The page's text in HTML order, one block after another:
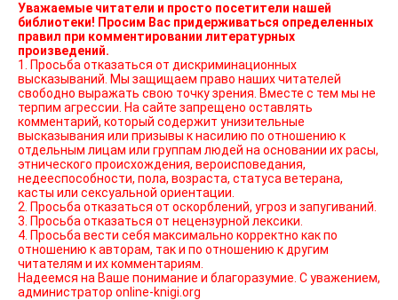
Уважаемые читатели и просто посетители нашей
библиотеки! Просим Вас придерживаться определенных
правил при комментировании литературных
произведений.
1. Просьба отказаться от дискриминационных
высказываний. Мы защищаем право наших читателей
свободно выражать свою точку зрения. Вместе с тем мы не
терпим агрессии. На сайте запрещено оставлять
комментарий, который содержит унизительные
высказывания или призывы к насилию по отношению к
отдельным лицам или группам людей на основании их расы,
этнического происхождения, вероисповедания,
недееспособности, пола, возраста, статуса ветерана,
касты или сексуальной ориентации.
2. Просьба отказаться от оскорблений, угроз и запугиваний.
3. Просьба отказаться от нецензурной лексики.
4. Просьба вести себя максимально корректно как по
отношению к авторам, так и по отношению к другим
читателям и их комментариям.
Надеемся на Ваше понимание и благоразумие. С уважением,
администратор online-knigi.org